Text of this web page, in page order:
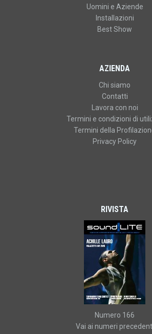
Uomini e Aziende
Installazioni
Best Show
AZIENDA
Chi siamo
Contatti
Lavora con noi
Termini e condizioni di
Termini della
Privacy Policy
RIVISTA
Numero 166
Vai ai numeri